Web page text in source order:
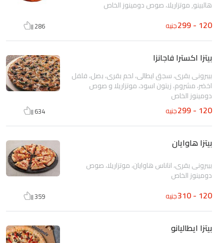
هالبينو, موتزاريلا، صوص دومينوز الخاص
120 - 299 جنيه 286
بيتزا اكسترا فاجانزا
بيبرونى بقرى، سجق ايطالى، لحم بقرى، بصل، فلفل
اخضر، مشروم، زيتون اسود، موتزاريلا و صوص
دومينوز الخاص
120 - 299 جنيه 634
بيتزا هاوايان
بيبرونى بقرى، اناناس هاوايان، موتزاريلا، صوص
دومينوز الخاص
120 - 310 جنيه 359
بيتزا ايطاليانو